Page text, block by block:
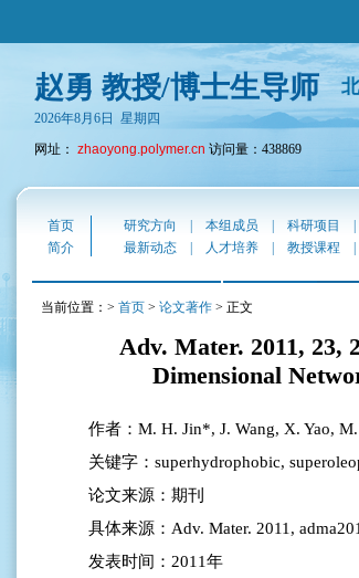
赵勇 教授/博士生导师
2026年8月6日 星期四
网址： zhaoyong.polymer.cn 访问量：438869
首页 研究方向 本组成员 科研项目
简介
最新动态 人才培养 教授课程
当前位置：> 首页 > 论文著作 > 正文
Adv. Mater. 2011, 23,
Dimensional
作者：M. H. Jin*, J. Wang, X. Yao,
关键字：superhydrophobic,
论文来源：期刊
具体来源：Adv. Mater. 2011,
发表时间：2011年